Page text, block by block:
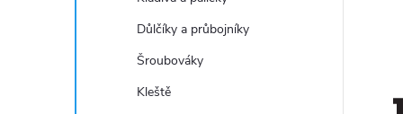
Důlčíky a průbojníky
Šroubováky
Kleště